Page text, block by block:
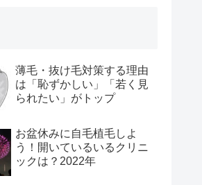
薄毛・抜け毛対策する理由
は「恥ずかしい」「若く見
られたい」がトップ
お盆休みに自毛植毛しよ
う！開いているいるクリニ
ックは？2022年